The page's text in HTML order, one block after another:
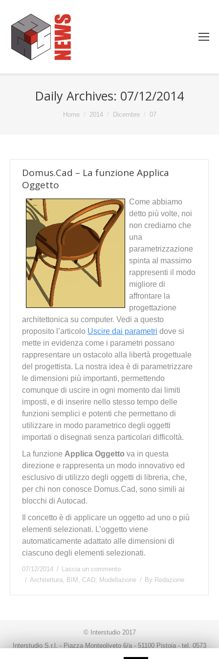
Daily Archives: 07/12/2014
Home 2014 Dicembre 07
Domus.Cad – La funzione Applica
Oggetto
Come abbiamo
detto più volte, noi
non crediamo che
una
parametrizzazione
spinta al massimo
rappresenti il modo
migliore di
affrontare la
progettazione
architettonica su computer. Vedi a questo
proposito l’articolo Uscire dai parametri dove si
mette in evidenza come i parametri possano
rappresentare un ostacolo alla libertà progettuale
del progettista. La nostra idea è di parametrizzare
le dimensioni più importanti, permettendo
comunque di uscire in ogni momento dai limiti
imposti, e di inserire nello stesso tempo delle
funzioni semplici e potenti che permettano di
utilizzare in modo parametrico degli oggetti
importati o disegnati senza particolari difficoltà.
La funzione Applica Oggetto va in questa
direzione e rappresenta un modo innovativo ed
esclusivo di utilizzo degli oggetti di libreria, che,
per chi non conosce Domus.Cad, sono simili ai
blocchi di Autocad.
Il concetto è di applicare un oggetto ad uno o più
elementi selezionati. L’oggetto viene
automaticamente adattato alle dimensioni di
ciascuno degli elementi selezionati.
07/12/2014
Lascia un commento
Architettura, BIM , CAD, Modellazione By Redazione
© Interstudio 2017
Interstudio S.r.l. - Piazza Monteoliveto 6/a - 51100 Pistoia - tel. 0573
99291 - fax. 0573 992930 - P.IVA 00470080474 -